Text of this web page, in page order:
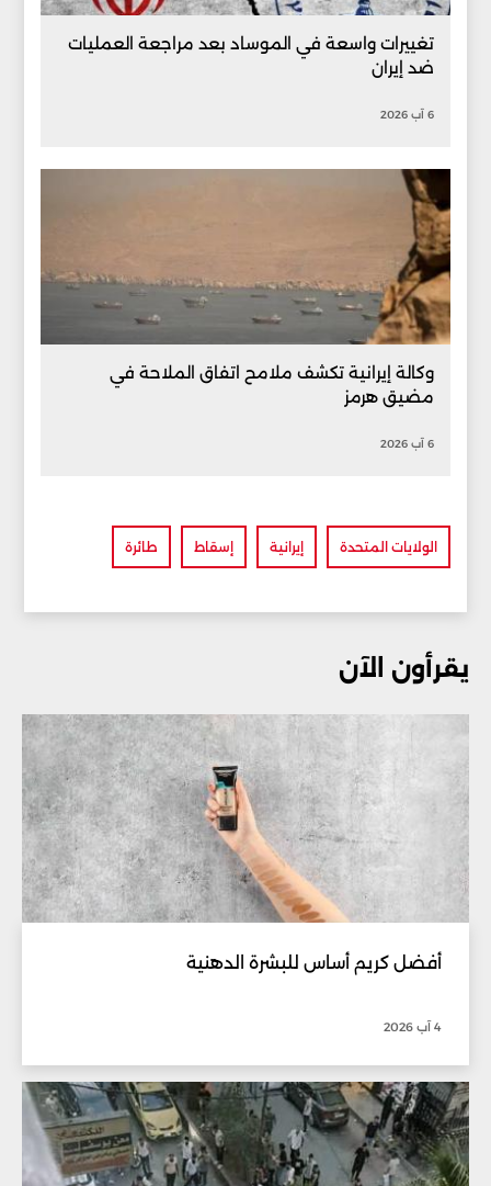
تغييرات واسعة في الموساد بعد مراجعة العمليات
ضد إيران
6 آب 2026
وكالة إيرانية تكشف ملامح اتفاق الملاحة في
مضيق هرمز
6 آب 2026
الولايات المتحدة إيرانية إسقاط طائرة
يقرأون الآن
أفضل كريم أساس للبشرة الدهنية
4 آب 2026